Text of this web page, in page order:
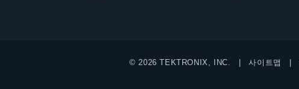
© 2026 TEKTRONIX, INC. 사이트맵